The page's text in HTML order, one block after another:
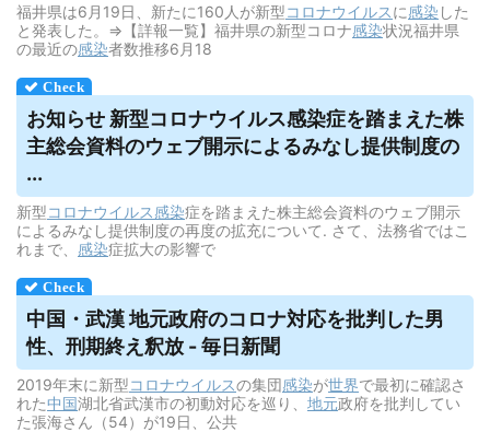
福井県は6月19日、新たに160人が新型コロナウイルスに感染 した
と発表した。⇒【詳報一覧】福井県の新型コロナ感染状況福井県
の最近の感染者数推移​6月18
お知らせ 新型コロナウイルス感染症を踏まえた株
主総会資料のウェブ開示によるみなし提供制度の
...
新型コロナウイルス感染症を踏まえた株主総会資料のウェブ開示
によるみなし提供制度の再度の拡充について. さて、法務省ではこ
れまで、 感染症拡大の影響で
中国・武漢 地元政府のコロナ対応を批判した男
性、刑期終え釈放 - 毎日新聞
2019年末に新型コロナウイルスの集団感染が世界で最初に確認さ
れた中国湖北省武漢市の初動対応を巡り、 地元政府を批判してい
た張海さん（54）が19日、公共